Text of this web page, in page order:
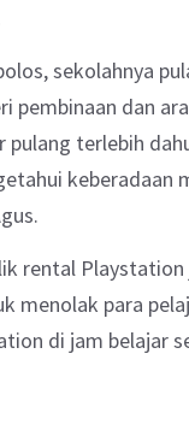
sekolahnya
pembinaan dan
pulang terlebih
keberadaan
rental Playstation
menolak para
di jam belajar